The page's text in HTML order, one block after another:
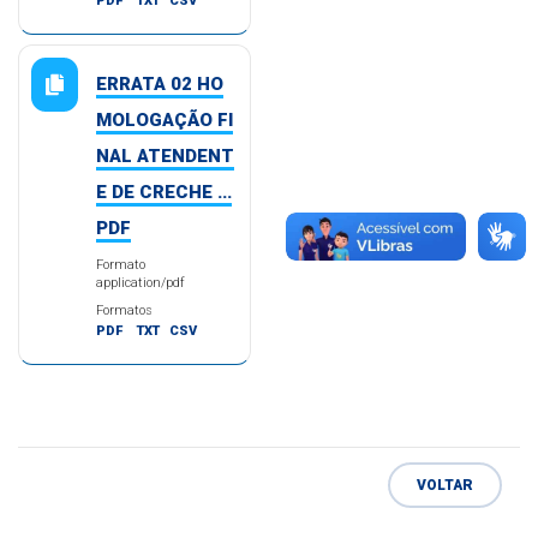
ERRATA 02 HO
MOLOGAÇÃO FI
NAL ATENDENT
E DE CRECHE ...
PDF
Formato
application/pdf
Formatos
PDF
TXT CSV
VOLTAR